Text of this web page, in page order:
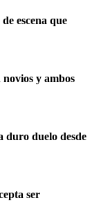
escena que
y ambos
duro duelo desde
ser